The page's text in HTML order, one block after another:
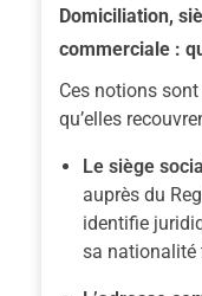
Domiciliation,
commerciale :
Ces notions
qu’elles
Le siège
auprès du
identifie
sa nationalité